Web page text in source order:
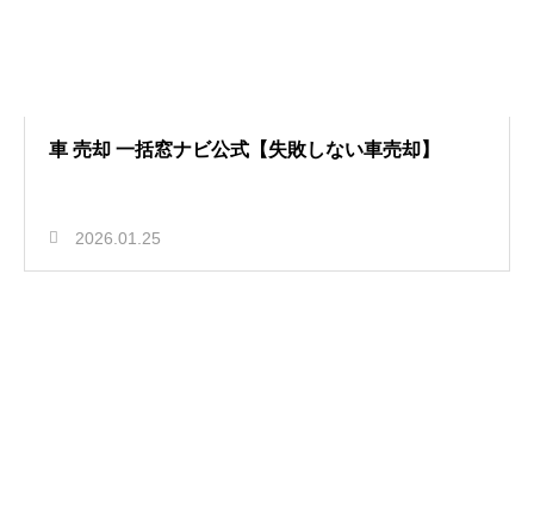
車 売却 一括窓ナビ公式【失敗しない車売却】
2026.01.25